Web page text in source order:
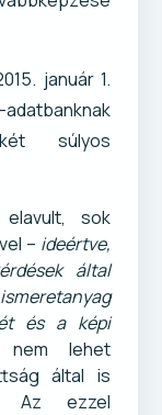
január 1.
súlyos
sok
– ideértve,
által
és a képi
lehet
által is
Az ezzel